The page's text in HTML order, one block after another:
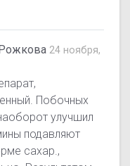
24 ноября,
Побочных
улучшил
подавляют
сахар.,